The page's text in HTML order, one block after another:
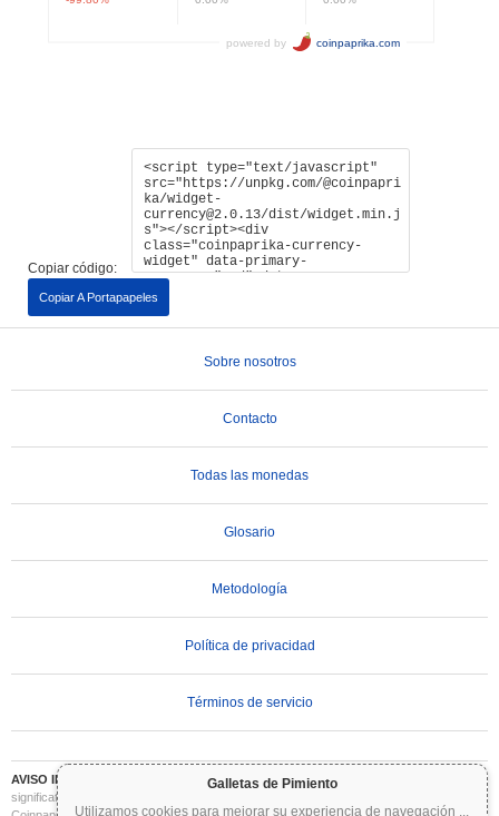
Galletas de Pimiento
Utilizamos cookies para mejorar su experiencia de navegación ...
Copiar código:
Copiar A Portapapeles
Sobre nosotros
Contacto
Todas las monedas
Glosario
Metodología
Política de privacidad
Términos de servicio
AVISO IMPORTANTE:
Las criptomonedas son altamente volátiles e implican un riesgo
significativo. Puede perder parte o la totalidad de su inversión. Toda la información en